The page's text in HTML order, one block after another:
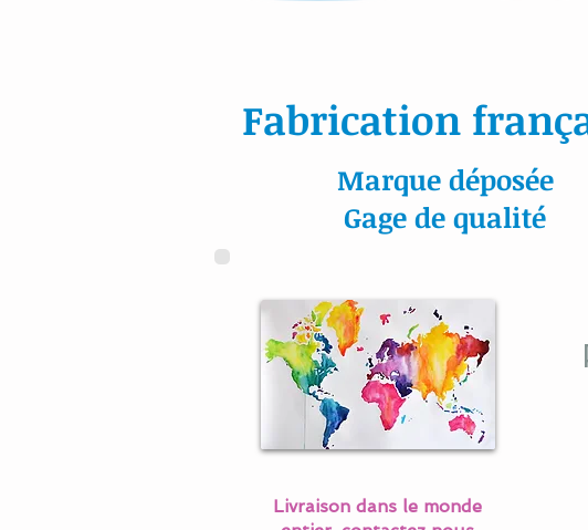
Fabrication
Marque déposée
Gage de qualité
Livraison dans le monde